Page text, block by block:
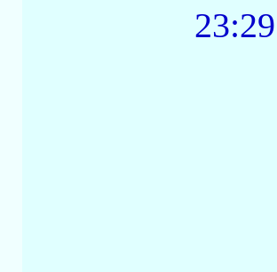
23:29